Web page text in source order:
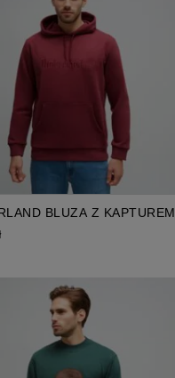
BLUZA Z KAPTUREM
HOODIE